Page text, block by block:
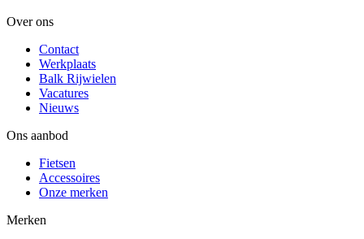
Over ons
Contact
Werkplaats
Balk Rijwielen
Vacatures
Nieuws
Ons aanbod
Fietsen
Accessoires
Onze merken
Merken